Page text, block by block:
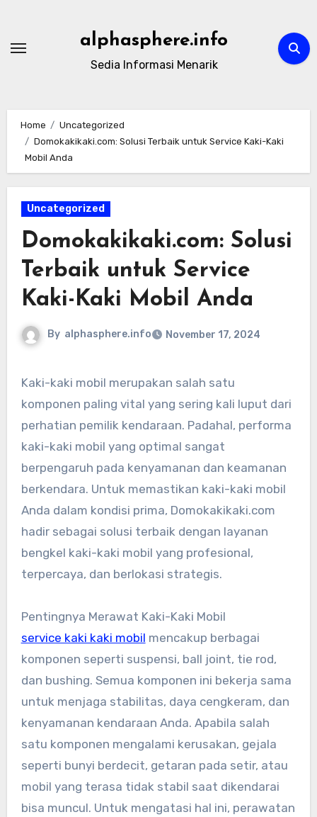
content
alphasphere.info
Sedia Informasi Menarik
Home
Uncategorized
Domokakikaki.com: Solusi Terbaik untuk Service Kaki-Kaki
Mobil Anda
Uncategorized
Domokakikaki.com: Solusi
Terbaik untuk Service
Kaki-Kaki Mobil Anda
By alphasphere.info November 17, 2024
Kaki-kaki mobil merupakan salah satu
komponen paling vital yang sering kali luput dari
perhatian pemilik kendaraan. Padahal, performa
kaki-kaki mobil yang optimal sangat
berpengaruh pada kenyamanan dan keamanan
berkendara. Untuk memastikan kaki-kaki mobil
Anda dalam kondisi prima, Domokakikaki.com
hadir sebagai solusi terbaik dengan layanan
bengkel kaki-kaki mobil yang profesional,
terpercaya, dan berlokasi strategis.
Pentingnya Merawat Kaki-Kaki Mobil
service kaki kaki mobil mencakup berbagai
komponen seperti suspensi, ball joint, tie rod,
dan bushing. Semua komponen ini bekerja sama
untuk menjaga stabilitas, daya cengkeram, dan
kenyamanan kendaraan Anda. Apabila salah
satu komponen mengalami kerusakan, gejala
seperti bunyi berdecit, getaran pada setir, atau
mobil yang terasa tidak stabil saat dikendarai
bisa muncul. Untuk mengatasi hal ini, perawatan